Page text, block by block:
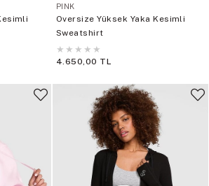
PINK
Oversize Yüksek Yaka Kesimli
Sweatshirt
★ ★ ★ ★ ★
4.650,00 TL